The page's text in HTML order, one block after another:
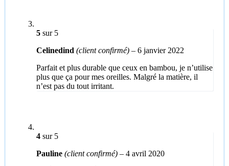
5 sur 5
Celinedind (client confirmé) – 6 janvier 2022
Parfait et plus durable que ceux en bambou, je n’utilise
plus que ça pour mes oreilles. Malgré la matière, il
n’est pas du tout irritant.
4 sur 5
Pauline (client confirmé) – 4 avril 2020